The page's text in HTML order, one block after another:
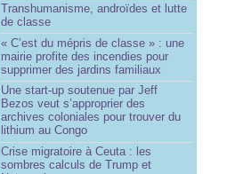
Transhumanisme, androïdes et lutte
de classe
« C’est du mépris de classe » : une
mairie profite des incendies pour
supprimer des jardins familiaux
Une start-up soutenue par Jeff
Bezos veut s’approprier des
archives coloniales pour trouver du
lithium au Congo
Crise migratoire à Ceuta : les
sombres calculs de Trump et